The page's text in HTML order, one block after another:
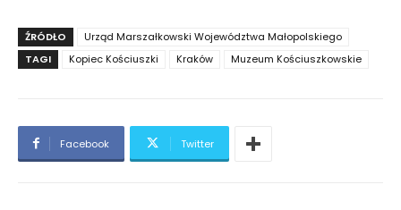
ŹRÓDŁO
Urząd Marszałkowski Województwa Małopolskiego
TAGI
Kopiec Kościuszki Kraków Muzeum Kościuszkowskie
Facebook Twitter